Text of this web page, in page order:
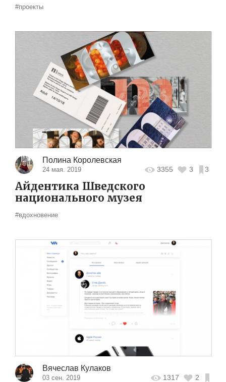
#проекты
Полина Королевская
24 мая. 2019 3355 3 3
Айдентика Шведского
национального музея
#вдохновение
Вячеслав Кулаков
03 сен. 2019 1317 2